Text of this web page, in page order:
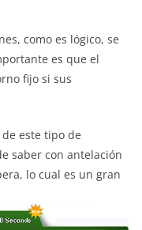
como es lógico, se
es que el
fijo si sus
este tipo de
saber con antelación
lo cual es un gran